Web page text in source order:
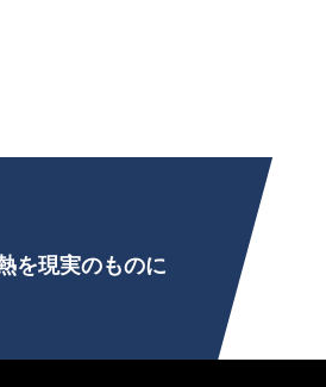
当社が定める方法を通じてユーザ
る情報
スの利用において、他のサービ
とにより、当該他のサービスから
スを利用するにあたり、ソーシャ
ービス等の他のサービスとの連携
を現実のものに